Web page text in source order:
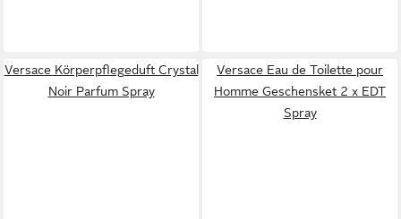
Versace Körperpflegeduft Crystal
Noir Parfum Spray
Versace Eau de Toilette pour
Homme Geschensket 2 x EDT
Spray